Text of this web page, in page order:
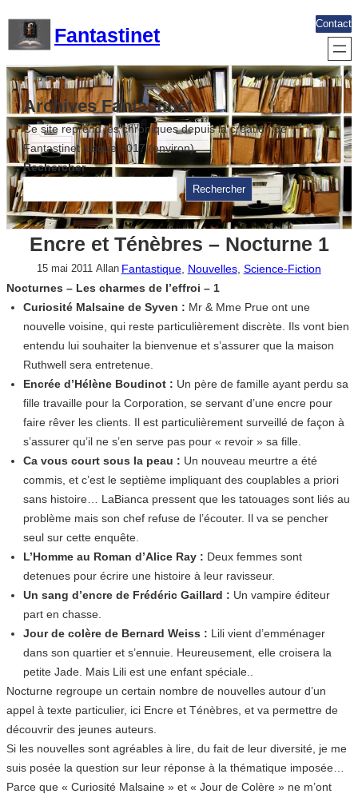
contenu
Fantastinet
Contact
Archives Fantastinet
Ce site reprend les chroniques depuis la création de
Fantastinet jusque 2017 (environ)
Rechercher
Rechercher
Encre et Ténèbres – Nocturne 1
15 mai 2011 Allan Fantastique, Nouvelles, Science-Fiction
Nocturnes – Les charmes de l’effroi – 1
Curiosité Malsaine de Syven : Mr & Mme Prue ont une
nouvelle voisine, qui reste particulièrement discrète. Ils vont bien
entendu lui souhaiter la bienvenue et s’assurer que la maison
Ruthwell sera entretenue.
Encrée d’Hélène Boudinot : Un père de famille ayant perdu sa
fille travaille pour la Corporation, se servant d’une encre pour
faire rêver les clients. Il est particulièrement surveillé de façon à
s’assurer qu’il ne s’en serve pas pour « revoir » sa fille.
Ca vous court sous la peau : Un nouveau meurtre a été
commis, et c’est le septième impliquant des couplables a priori
sans histoire… LaBianca pressent que les tatouages sont liés au
problème mais son chef refuse de l’écouter. Il va se pencher
seul sur cette enquête.
L’Homme au Roman d’Alice Ray : Deux femmes sont
detenues pour écrire une histoire à leur ravisseur.
Un sang d’encre de Frédéric Gaillard : Un vampire éditeur
part en chasse.
Jour de colère de Bernard Weiss : Lili vient d’emménager
dans son quartier et s’ennuie. Heureusement, elle croisera la
petite Jade. Mais Lili est une enfant spéciale..
Nocturne regroupe un certain nombre de nouvelles autour d’un
appel à texte particulier, ici Encre et Ténèbres, et va permettre de
découvrir des jeunes auteurs.
Si les nouvelles sont agréables à lire, du fait de leur diversité, je me
suis posée la question sur leur réponse à la thématique imposée…
Parce que « Curiosité Malsaine » et « Jour de Colère » ne m’ont